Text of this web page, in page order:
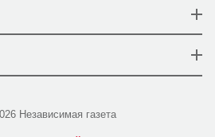
Независимая газета